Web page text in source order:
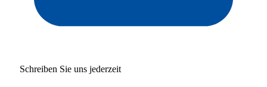
Schreiben Sie uns jederzeit